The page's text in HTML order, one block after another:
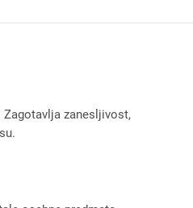
Zagotavlja zanesljivost,